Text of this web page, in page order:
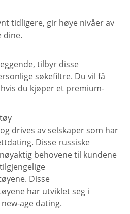
tidligere, gir høye nivåer av
dine.
tilbyr disse
søkefiltre. Du vil få
du kjøper et premium-
drives av selskaper som har
Disse russiske
behovene til kundene
Disse
har utviklet seg i
age dating.